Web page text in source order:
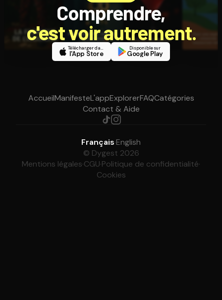
Comprendre,
c'est voir autrement.
Télécharger dans
l'App Store
Disponible sur
Google Play
AccueilManifesteL'appExplorerFAQCatégories
Contact & Aide
Français·English
© Dygest 2026
Mentions légales·CGU·Politique de confidentialité·
Cookies